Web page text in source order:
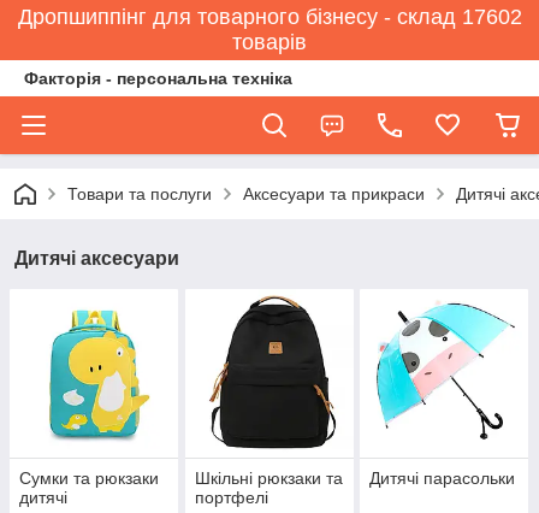
Дропшиппінг для товарного бізнесу - склад 17602
товарів
Факторія - персональна техніка
Товари та послуги Аксесуари та прикраси Дитячі
Дитячі аксесуари
Сумки та рюкзаки
дитячі
Шкільні рюкзаки та
портфелі
Дитячі парасольки